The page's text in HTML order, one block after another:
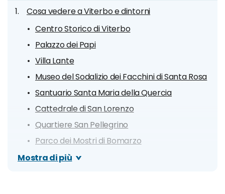
Cosa vedere a Viterbo e dintorni
Centro Storico di Viterbo
Palazzo dei Papi
Villa Lante
Museo del Sodalizio dei Facchini di Santa Rosa
Santuario Santa Maria della Quercia
Cattedrale di San Lorenzo
Quartiere San Pellegrino
Parco dei Mostri di Bomarzo
Necropoli etrusca di Castel d'Asso
Mostra di più